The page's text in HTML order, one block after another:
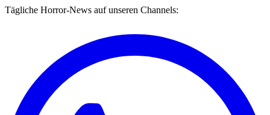
Tägliche Horror-News auf unseren Channels: